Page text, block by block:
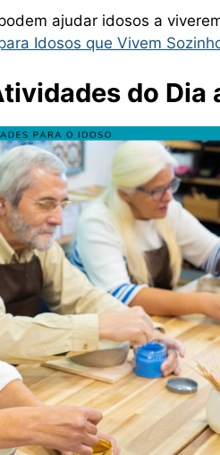
ajudar idosos a
Idosos que Vivem
do Dia